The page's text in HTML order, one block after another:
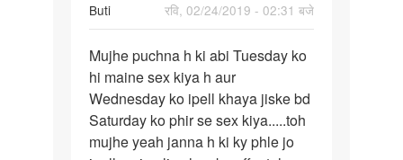
Buti
रवि, 02/24/2019 - 02:31 बजे
Mujhe
puchna
h
ki
abi…
Mujhe puchna h ki abi Tuesday ko
hi maine sex kiya h aur
Wednesday ko ipell khaya jiske bd
Saturday ko phir se sex kiya.....toh
mujhe yeah janna h ki ky phle jo